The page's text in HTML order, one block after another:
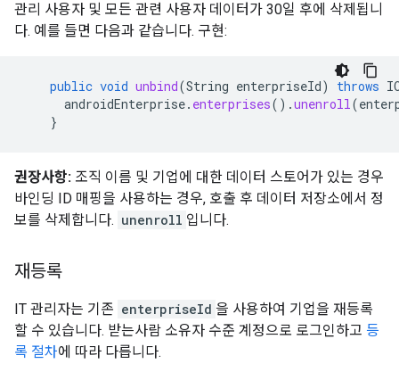
관리 사용자 및 모든 관련 사용자 데이터가 30일 후에 삭제됩니
다. 예를 들면 다음과 같습니다. 구현:
public void unbind(String enterpriseId) throws
androidEnterprise. enterprises().unenroll(
}
권장사항: 조직 이름 및 기업에 대한 데이터 스토어가 있는 경우
바인딩 ID 매핑을 사용하는 경우, 호출 후 데이터 저장소에서 정
보를 삭제합니다. unenroll 입니다.
재등록
IT 관리자는 기존 enterpriseId 을 사용하여 기업을 재등록
할 수 있습니다. 받는사람 소유자 수준 계정으로 로그인하고 등
록 절차에 따라 다릅니다.